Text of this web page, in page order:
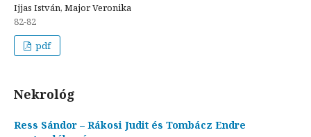
Ijjas István, Major Veronika
82-82
pdf
Nekrológ
Ress Sándor – Rákosi Judit és Tombácz Endre